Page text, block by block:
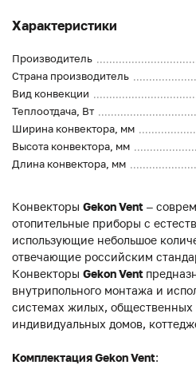
Характеристики
Производитель
Страна производитель
Вид конвекции
Теплоотдача, Вт
Ширина конвектора, мм
Высота конвектора, мм
Длина конвектора, мм
Конвекторы Gekon Vent –
отопительные приборы с
использующие небольшое
отвечающие российским
Конвекторы Gekon Vent
внутрипольного монтажа и
системах жилых,
индивидуальных домов,
Комплектация Gekon Vent: